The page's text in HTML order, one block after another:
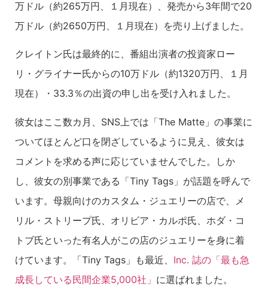
万ドル（約265万円、１月現在）、発売から3年間で20
万ドル（約2650万円、１月現在）を売り上げました。
クレイトン氏は最終的に、番組出演者の投資家ロー
リ・グライナー氏からの10万ドル（約1320万円、１月
現在）・33.3％の出資の申し出を受け入れました。
彼女はここ数カ月、SNS上では「The Matte」の事業に
ついてほとんど口を閉ざしているように見え、彼女は
コメントを求める声に応じていませんでした。しか
し、彼女の別事業である「Tiny Tags」が話題を呼んで
います。母親向けのカスタム・ジュエリーの店で、メ
リル・ストリープ氏、オリビア・カルポ氏、ホダ・コ
トブ氏といった有名人がこの店のジュエリーを身に着
けています。「Tiny Tags」も最近、 Inc. 誌の「最も急
成長している民間企業5,000社」 に選ばれました。